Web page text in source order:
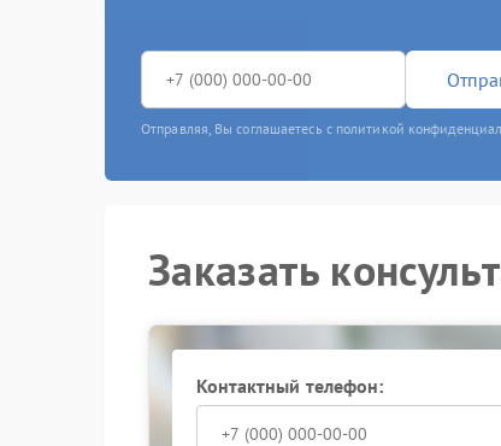
Отправляя, Вы соглашаетесь с политикой
Заказать
Контактный телефон: